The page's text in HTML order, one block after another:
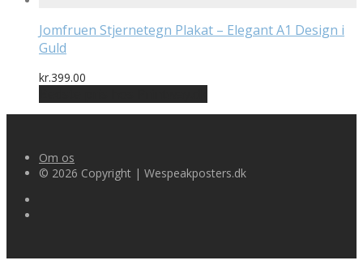
Jomfruen Stjernetegn Plakat – Elegant A1 Design i
Guld
kr.399.00
Om os
© 2026 Copyright | Wespeakposters.dk